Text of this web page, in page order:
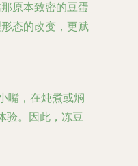
原本致密的豆蛋
态的改变，更赋
嘴，在炖煮或焖
验。因此，冻豆